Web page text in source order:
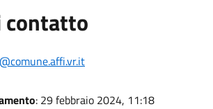
contatto
: 29 febbraio 2024, 11:18